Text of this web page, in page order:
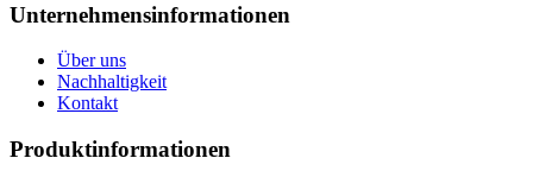
Unternehmensinformationen
Über uns
Nachhaltigkeit
Kontakt
Produktinformationen